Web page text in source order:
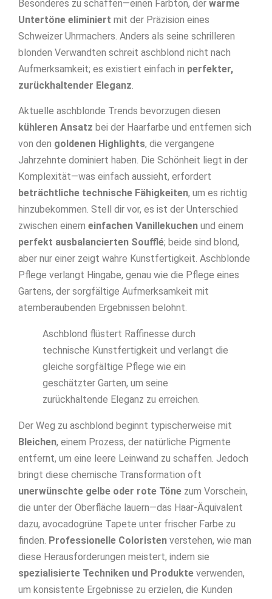
Besonderes zu schaffen—einen Farbton, der warme
Untertöne eliminiert mit der Präzision eines
Schweizer Uhrmachers. Anders als seine schrilleren
blonden Verwandten schreit aschblond nicht nach
Aufmerksamkeit; es existiert einfach in perfekter,
zurückhaltender Eleganz.
Aktuelle aschblonde Trends bevorzugen diesen
kühleren Ansatz bei der Haarfarbe und entfernen sich
von den goldenen Highlights, die vergangene
Jahrzehnte dominiert haben. Die Schönheit liegt in der
Komplexität—was einfach aussieht, erfordert
beträchtliche technische Fähigkeiten, um es richtig
hinzubekommen. Stell dir vor, es ist der Unterschied
zwischen einem einfachen Vanillekuchen und einem
perfekt ausbalancierten Soufflé; beide sind blond,
aber nur einer zeigt wahre Kunstfertigkeit. Aschblonde
Pflege verlangt Hingabe, genau wie die Pflege eines
Gartens, der sorgfältige Aufmerksamkeit mit
atemberaubenden Ergebnissen belohnt.
Aschblond flüstert Raffinesse durch
technische Kunstfertigkeit und verlangt die
gleiche sorgfältige Pflege wie ein
geschätzter Garten, um seine
zurückhaltende Eleganz zu erreichen.
Der Weg zu aschblond beginnt typischerweise mit
Bleichen, einem Prozess, der natürliche Pigmente
entfernt, um eine leere Leinwand zu schaffen. Jedoch
bringt diese chemische Transformation oft
unerwünschte gelbe oder rote Töne zum Vorschein,
die unter der Oberfläche lauern—das Haar-Äquivalent
dazu, avocadogrüne Tapete unter frischer Farbe zu
finden. Professionelle Coloristen verstehen, wie man
diese Herausforderungen meistert, indem sie
spezialisierte Techniken und Produkte verwenden,
um konsistente Ergebnisse zu erzielen, die Kunden